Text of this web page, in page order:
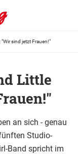
"Wir sind jetzt Frauen!"
Little
an sich - genau
Studio-
Band spricht im